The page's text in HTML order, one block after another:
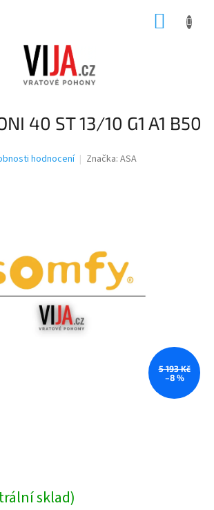
40 ST 13/10 G1 A1 B50
hodnocení Značka: ASA
5 193 Kč
–8 %
sklad)